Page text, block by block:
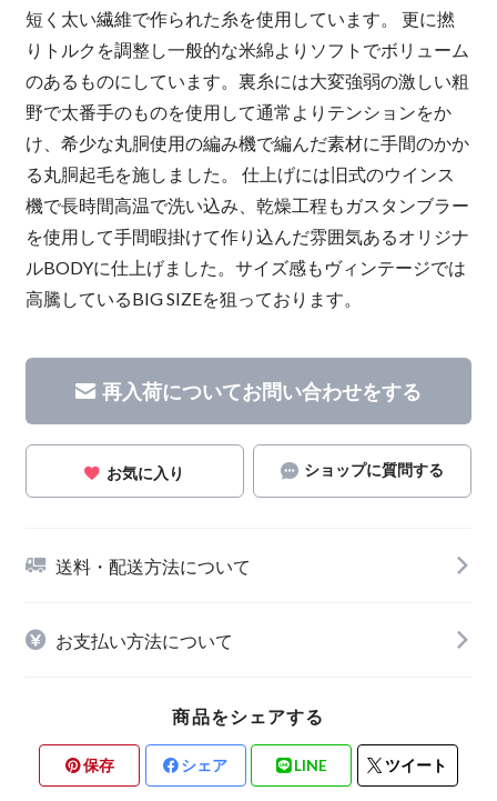
短く太い繊維で作られた糸を使用しています。 更に撚
りトルクを調整し一般的な米綿よりソフトでボリューム
のあるものにしています。裏糸には大変強弱の激しい粗
野で太番手のものを使用して通常よりテンションをか
け、希少な丸胴使用の編み機で編んだ素材に手間のかか
る丸胴起毛を施しました。 仕上げには旧式のウインス
機で長時間高温で洗い込み、乾燥工程もガスタンブラー
を使用して手間暇掛けて作り込んだ雰囲気あるオリジナ
ルBODYに仕上げました。サイズ感もヴィンテージでは
高騰しているBIG SIZEを狙っております。
再入荷についてお問い合わせをする
お気に入り ショップに質問する
送料・配送方法について
お支払い方法について
商品をシェアする
保存 シェア LINE ツイート